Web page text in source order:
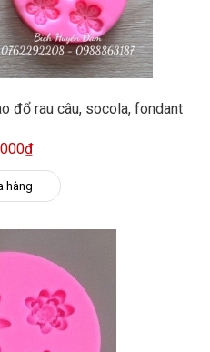
đổ rau câu, socola, fondant
hàng